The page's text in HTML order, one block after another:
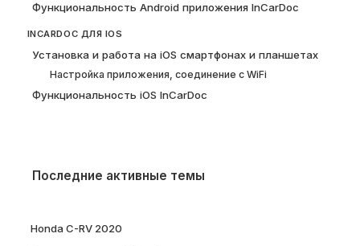
Функциональность Android приложения InCarDoc
INCARDOC ДЛЯ IOS
Установка и работа на iOS смартфонах и планшетах
Настройка приложения, соединение с WiFi
Функциональность iOS InCarDoc
Последние активные темы
Honda C-RV 2020